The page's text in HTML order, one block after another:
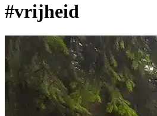
#vrijheid